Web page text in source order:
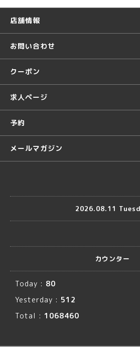
店舗情報
お問い合わせ
クーポン
求人ページ
予約
メールマガジン
2026.08.11
カウンター
Today : 80
Yesterday : 512
Total : 1068460